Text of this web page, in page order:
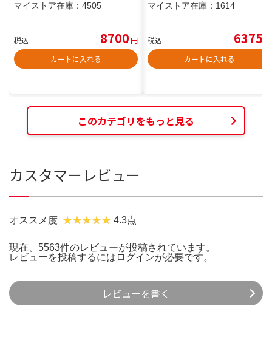
マイストア在庫： 4505
税込 8700円
カートに入れる
マイストア在庫： 1614
税込 6375
カートに入れる
このカテゴリをもっと見る
カスタマーレビュー
オススメ度 4.3点
現在、5563件のレビューが投稿されています。
レビューを投稿するには ログインが必要です。
レビューを書く